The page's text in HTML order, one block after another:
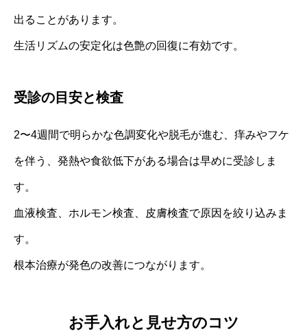
出ることがあります。
生活リズムの安定化は色艶の回復に有効です。
受診の目安と検査
2〜4週間で明らかな色調変化や脱毛が進む、痒みやフケ
を伴う、発熱や食欲低下がある場合は早めに受診しま
す。
血液検査、ホルモン検査、皮膚検査で原因を絞り込みま
す。
根本治療が発色の改善につながります。
お手入れと見せ方のコツ